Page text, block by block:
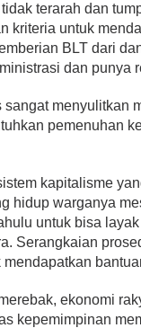
terarah dan
kriteria untuk
BLT dari
dan punya
menyulitkan
pemenuhan
kapitalisme
hidup warganya
untuk bisa
Serangkaian
ekonomi
kepemimpinan